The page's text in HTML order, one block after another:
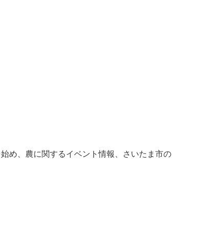
め、農に関するイベント情報、さいたま市の